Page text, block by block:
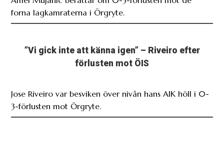
forna lagkamraterna i Örgryte.
”Vi gick inte att känna igen” – Riveiro efter
förlusten mot ÖIS
Jose Riveiro var besviken över nivån hans AIK höll i 0-
3-förlusten mot Örgryte.